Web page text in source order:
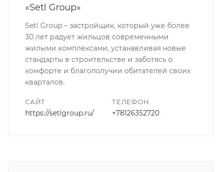
«Setl Group»
Setl Group – застройщик, который уже более
30 лет радует жильцов современными
жилыми комплексами, устанавливая новые
стандарты в строительстве и заботясь о
комфорте и благополучии обитателей своих
кварталов.
САЙТ
https://setlgroup.ru/
ТЕЛЕФОН
+78126352720